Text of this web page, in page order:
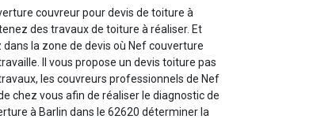
couvreur pour devis de toiture à
des travaux de toiture à réaliser. Et
la zone de devis où Nef couverture
Il vous propose un devis toiture pas
les couvreurs professionnels de Nef
chez vous afin de réaliser le diagnostic de
à Barlin dans le 62620 déterminer la